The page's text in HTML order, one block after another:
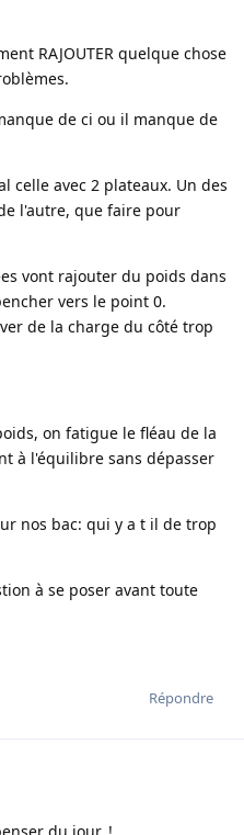
RAJOUTER quelque chose
de ci ou il manque de
celle avec 2 plateaux. Un des
l'autre, que faire pour
vont rajouter du poids dans
vers le point 0.
de la charge du côté trop
on fatigue le fléau de la
à l'équilibre sans dépasser
nos bac: qui y a t il de trop
à se poser avant toute
Répondre